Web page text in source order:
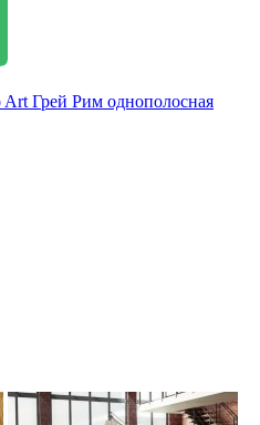
Art Грей Рим однополосная